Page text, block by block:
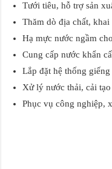
Tưới tiêu, hỗ trợ sản
Thăm dò địa chất,
Hạ mực nước ngầm
Cung cấp nước khẩn
Lắp đặt hệ thống
Xử lý nước thải, cải
Phục vụ công nghiệp,